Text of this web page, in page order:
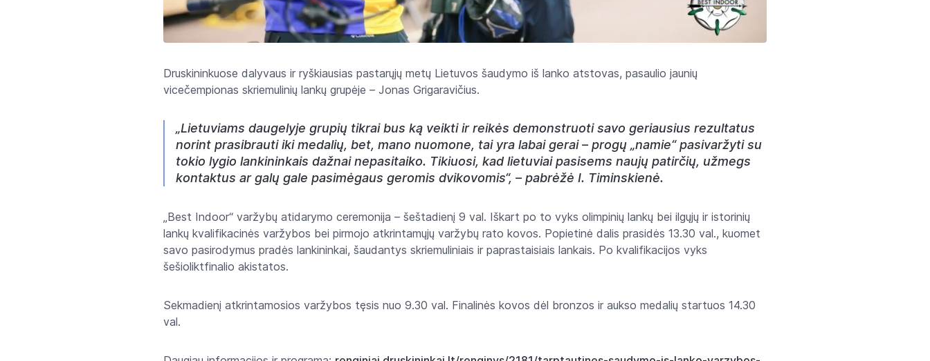
Druskininkuose dalyvaus ir ryškiausias pastarųjų metų Lietuvos šaudymo iš lanko atstovas, pasaulio jaunių
vicečempionas skriemulinių lankų grupėje – Jonas Grigaravičius.
„Lietuviams daugelyje grupių tikrai bus ką veikti ir reikės demonstruoti savo geriausius rezultatus
norint prasibrauti iki medalių, bet, mano nuomone, tai yra labai gerai – progų „namie“ pasivaržyti su
tokio lygio lankininkais dažnai nepasitaiko. Tikiuosi, kad lietuviai pasisems naujų patirčių, užmegs
kontaktus ar galų gale pasimėgaus geromis dvikovomis“, – pabrėžė I. Timinskienė.
„Best Indoor“ varžybų atidarymo ceremonija – šeštadienį 9 val. Iškart po to vyks olimpinių lankų bei ilgųjų ir istorinių
lankų kvalifikacinės varžybos bei pirmojo atkrintamųjų varžybų rato kovos. Popietinė dalis prasidės 13.30 val., kuomet
savo pasirodymus pradės lankininkai, šaudantys skriemuliniais ir paprastaisiais lankais. Po kvalifikacijos vyks
šešioliktfinalio akistatos.
Sekmadienį atkrintamosios varžybos tęsis nuo 9.30 val. Finalinės kovos dėl bronzos ir aukso medalių startuos 14.30
val.